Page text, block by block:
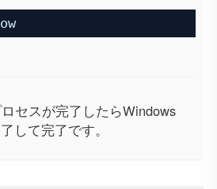
セスが完了したらWindows
して完了です。